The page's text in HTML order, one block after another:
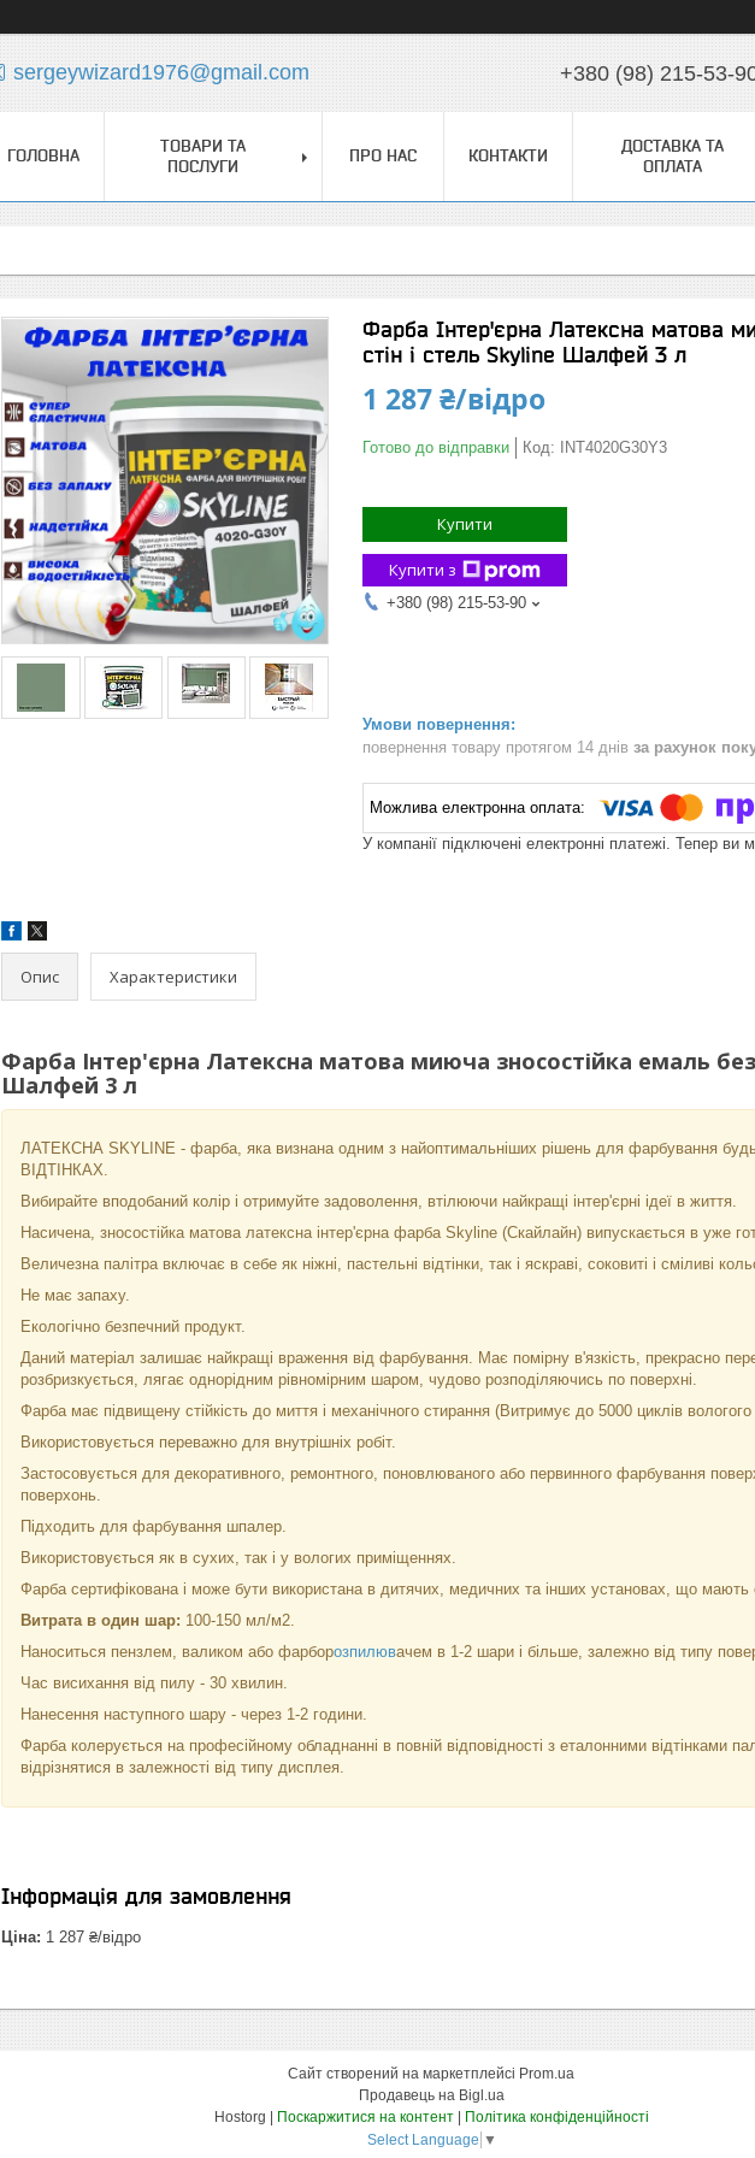
sergeywizard1976@gmail.com +380 (98) 215-53-
ГОЛОВНА
ТОВАРИ ТА
ПОСЛУГИ
ПРО НАС КОНТАКТИ
ДОСТАВКА ТА
ОПЛАТА
Фарба Інтер'єрна Латексна матова
стін і стель Skyline Шалфей 3 л
1 287 ₴/відро
Готово до відправки Код: INT4020G30Y3
Купити
Купити з
+380 (98) 215-53-90
повернення товару протягом 14 днів за рахунок
У компанії підключені електронні платежі. Тепер
Опис Характеристики
Фарба Інтер'єрна Латексна матова миюча зносостійка емаль без
Шалфей 3 л
ЛАТЕКСНА SKYLINE - фарба, яка визнана одним з найоптимальніших рішень для фарбування
ВІДТІНКАХ.
Вибирайте вподобаний колір і отримуйте задоволення, втілюючи найкращі інтер'єрні ідеї в життя.
Насичена, зносостійка матова латексна інтер'єрна фарба Skyline (Скайлайн) випускається в уже
Величезна палітра включає в себе як ніжні, пастельні відтінки, так і яскраві, соковиті і сміливі
Не має запаху.
Екологічно безпечний продукт.
Даний матеріал залишає найкращі враження від фарбування. Має помірну в'язкість, прекрасно
розбризкується, лягає однорідним рівномірним шаром, чудово розподіляючись по поверхні.
Фарба має підвищену стійкість до миття і механічного стирання (Витримує до 5000 циклів
Використовується переважно для внутрішніх робіт.
Застосовується для декоративного, ремонтного, поновлюваного або первинного фарбування
поверхонь.
Підходить для фарбування шпалер.
Використовується як в сухих, так і у вологих приміщеннях.
Фарба сертифікована і може бути використана в дитячих, медичних та інших установах, що мають
Витрата в один шар: 100-150 мл/м2.
Наноситься пензлем, валиком або фарборозпилювачем в 1-2 шари і більше, залежно від типу
Час висихання від пилу - 30 хвилин.
Нанесення наступного шару - через 1-2 години.
Фарба колерується на професійному обладнанні в повній відповідності з еталонними відтінками
відрізнятися в залежності від типу дисплея.
Інформація для замовлення
Ціна: 1 287 ₴/відро
Сайт створений на маркетплейсі Prom.ua
Продавець на Bigl.ua
Поскаржитися на контент
Політика конфіденційності
Select Language ▼